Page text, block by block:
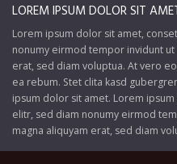
LOREM IPSUM DOLOR SIT
Lorem ipsum dolor sit amet,
nonumy eirmod tempor invidunt
erat, sed diam voluptua. At vero
ea rebum. Stet clita kasd
ipsum dolor sit amet. Lorem
elitr, sed diam nonumy eirmod
magna aliquyam erat, sed diam